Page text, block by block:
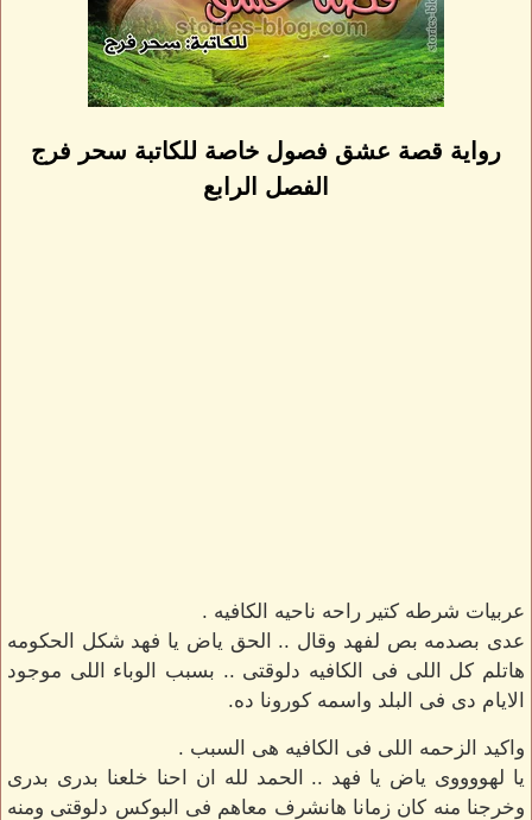
رواية قصة عشق فصول خاصة للكاتبة سحر فرج
الفصل الرابع
عربيات شرطه كتير راحه ناحيه الكافيه .
عدى بصدمه بص لفهد وقال .. الحق ياض يا فهد شكل الحكومه
هاتلم كل اللى فى الكافيه دلوقتى .. بسبب الوباء اللى موجود
الايام دى فى البلد واسمه كورونا ده.
واكيد الزحمه اللى فى الكافيه هى السبب .
يا لهووووى ياض يا فهد .. الحمد لله ان احنا خلعنا بدرى بدرى
وخرجنا منه كان زمانا هانشرف معاهم فى البوكس دلوقتى ومنه